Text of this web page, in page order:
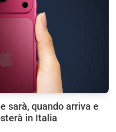
sarà, quando arriva e
in Italia